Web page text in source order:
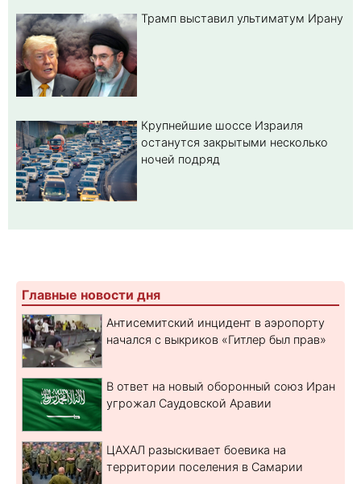
Трамп выставил ультиматум Ирану
Крупнейшие шоссе Израиля
останутся закрытыми несколько
ночей подряд
Главные новости дня
Антисемитский инцидент в аэропорту
начался с выкриков «Гитлер был прав»
В ответ на новый оборонный союз Иран
угрожал Саудовской Аравии
ЦАХАЛ разыскивает боевика на
территории поселения в Самарии